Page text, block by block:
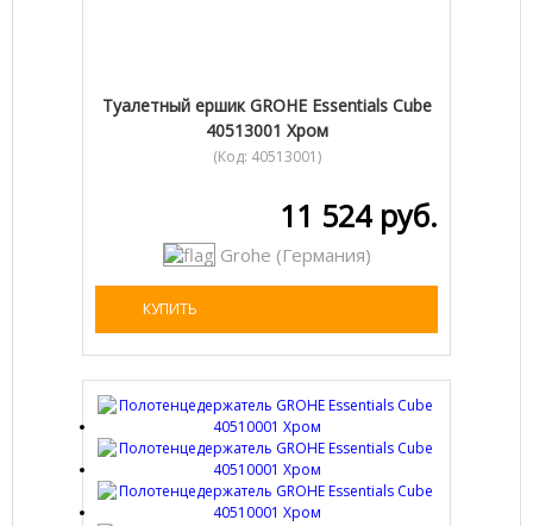
Tуалетный ершик GROHE Essentials Cube
40513001 Хром
(Код: 40513001)
11 524 руб.
Grohe (Германия)
КУПИТЬ